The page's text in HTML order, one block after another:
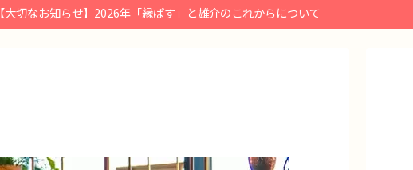
【大切なお知らせ】2026年「縁ぱす」と雄介のこれからについて